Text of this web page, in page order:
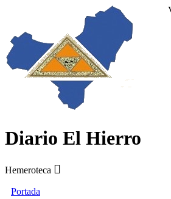
Diario El Hierro
Hemeroteca
Portada